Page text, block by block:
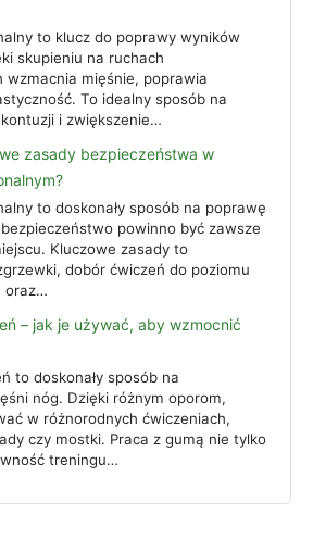
to klucz do poprawy wyników
skupieniu na ruchach
wzmacnia mięśnie, poprawia
To idealny sposób na
i zwiększenie…
zasady bezpieczeństwa w
to doskonały sposób na poprawę
powinno być zawsze
Kluczowe zasady to
dobór ćwiczeń do poziomu
oraz…
– jak je używać, aby wzmocnić
to doskonały sposób na
nóg. Dzięki różnym oporom,
w różnorodnych ćwiczeniach,
czy mostki. Praca z gumą nie tylko
treningu…